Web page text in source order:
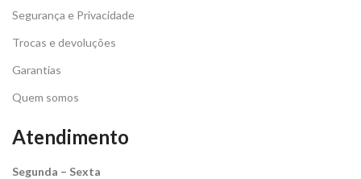
Segurança e Privacidade
Trocas e devoluções
Garantias
Quem somos
Atendimento
Segunda – Sexta